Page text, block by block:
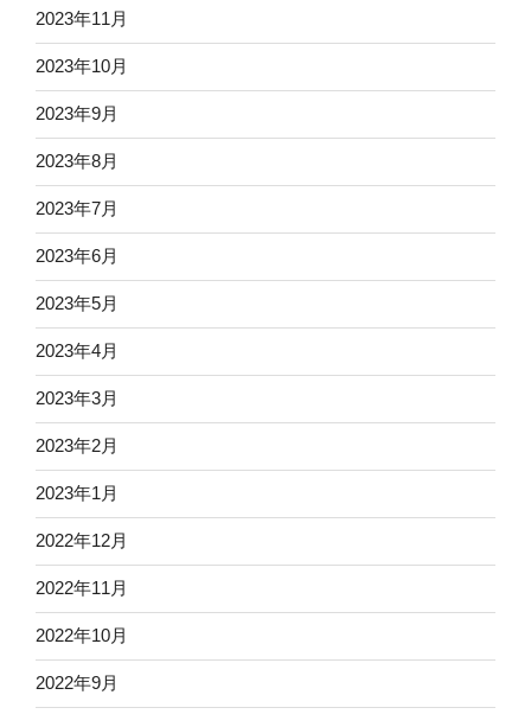
2023年11月
2023年10月
2023年9月
2023年8月
2023年7月
2023年6月
2023年5月
2023年4月
2023年3月
2023年2月
2023年1月
2022年12月
2022年11月
2022年10月
2022年9月